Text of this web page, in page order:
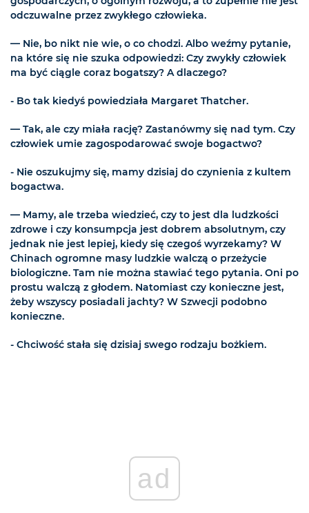
odczuwalne przez zwykłego człowieka.
— Nie, bo nikt nie wie, o co chodzi. Albo weźmy pytanie,
na które się nie szuka odpowiedzi: Czy zwykły człowiek
ma być ciągle coraz bogatszy? A dlaczego?
- Bo tak kiedyś powiedziała Margaret Thatcher.
— Tak, ale czy miała rację? Zastanówmy się nad tym. Czy
człowiek umie zagospodarować swoje bogactwo?
- Nie oszukujmy się, mamy dzisiaj do czynienia z kultem
bogactwa.
— Mamy, ale trzeba wiedzieć, czy to jest dla ludzkości
zdrowe i czy konsumpcja jest dobrem absolutnym, czy
jednak nie jest lepiej, kiedy się czegoś wyrzekamy? W
Chinach ogromne masy ludzkie walczą o przeżycie
biologiczne. Tam nie można stawiać tego pytania. Oni po
prostu walczą z głodem. Natomiast czy konieczne jest,
żeby wszyscy posiadali jachty? W Szwecji podobno
konieczne.
- Chciwość stała się dzisiaj swego rodzaju bożkiem.
ad